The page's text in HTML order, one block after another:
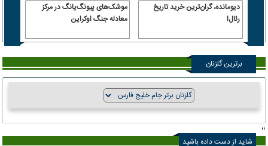
دیومانده، گران‌ترین خرید تاریخ
رئال!
موشک‌های پیونگ‌یانگ در مرکز
معادله جنگ اوکراین
برترین گلزنان
"
شاید از دست داده باشید